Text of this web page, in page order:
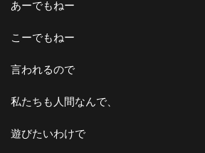
あーでもねー
こーでもねー
言われるので
私たちも人間なんで、
遊びたいわけで